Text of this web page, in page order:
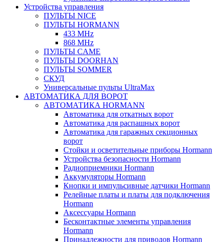
Устройства управления
ПУЛЬТЫ NICE
ПУЛЬТЫ HORMANN
433 MHz
868 MHz
ПУЛЬТЫ CAME
ПУЛЬТЫ DOORHAN
ПУЛЬТЫ SOMMER
СКУД
Универсальные пульты UltraMax
АВТОМАТИКА ДЛЯ ВОРОТ
АВТОМАТИКА HORMANN
Автоматика для откатных ворот
Автоматика для распашных ворот
Автоматика для гаражных секционных
ворот
Стойки и осветительные приборы Hormann
Устройства безопасности Hormann
Радиоприемники Hormann
Аккумуляторы Hormann
Кнопки и импульсивные датчики Hormann
Релейные платы и платы для подключения
Hormann
Аксессуары Hormann
Бесконтактные элементы управления
Hormann
Принадлежности для приводов Hormann